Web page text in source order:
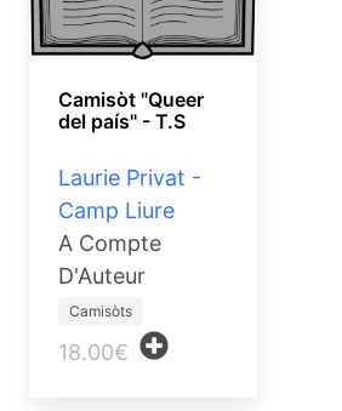
Camisòt "Queer
del país" - T.S
Laurie Privat -
Camp Liure
A Compte
D'Auteur
Camisòts
18.00€